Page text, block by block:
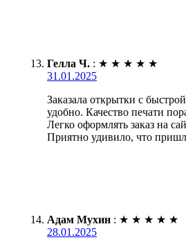
Гелла Ч. : ★ ★ ★ ★ ★
31.01.2025
Заказала открытки с
удобно. Качество печати
Легко оформлять заказ на
Приятно удивило, что
Адам Мухин : ★ ★ ★ ★ ★
28.01.2025